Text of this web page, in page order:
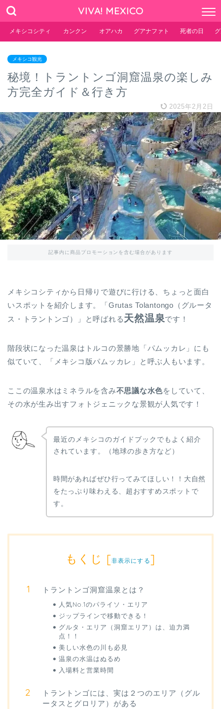
VIVA! MEXICO
メキシコシティ カンクン オアハカ グアナファト 死者の日
メキシコ観光
秘境！トラントンゴ洞窟温泉の楽しみ
方完全ガイド＆行き方
2025年2月2日
記事内に商品プロモーションを含む場合があります
メキシコシティから日帰りで遊びに行ける、ちょっと面白
いスポットを紹介します。「Grutas Tolantongo（グルータ
ス・トラントンゴ）」と呼ばれる天然温泉です！
階段状になった温泉はトルコの景勝地「パムッカレ」にも
似ていて、「メキシコ版パムッカレ」と呼ぶ人もいます。
ここの温泉水はミネラルを含み不思議な水色をしていて、
その水が生み出すフォトジェニックな景観が人気です！
最近のメキシコのガイドブックでもよく紹介
されています。（地球の歩き方など）
時間があればぜひ行ってみてほしい！！大自然
をたっぷり味わえる、超おすすめスポットで
す。
もくじ [非表示にする]
トラントンゴ洞窟温泉とは？
人気No.1のパライソ・エリア
ジップラインで移動できる！
グルタ・エリア（洞窟エリア）は、迫力満
点！！
美しい水色の川も必見
温泉の水温はぬるめ
入場料と営業時間
トラントンゴには、実は２つのエリア（グル
ータスとグロリア）がある